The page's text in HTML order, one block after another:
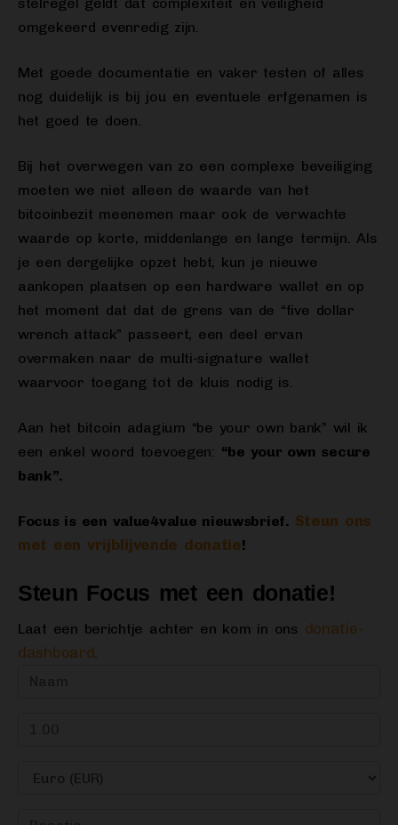
omgekeerd evenredig zijn.
Met goede documentatie en vaker testen of alles
nog duidelijk is bij jou en eventuele erfgenamen is
het goed te doen.
Bij het overwegen van zo een complexe beveiliging
moeten we niet alleen de waarde van het
bitcoinbezit meenemen maar ook de verwachte
waarde op korte, middenlange en lange termijn. Als
je een dergelijke opzet hebt, kun je nieuwe
aankopen plaatsen op een hardware wallet en op
het moment dat dat de grens van de “five dollar
wrench attack” passeert, een deel ervan
overmaken naar de multi-signature wallet
waarvoor toegang tot de kluis nodig is.
Aan het bitcoin adagium “be your own bank” wil ik
een enkel woord toevoegen: “be your own secure
bank”.
Focus is een value4value nieuwsbrief. Steun ons
met een vrijblijvende donatie!
Steun Focus met een donatie!
Laat een berichtje achter en kom in ons donatie-
dashboard.